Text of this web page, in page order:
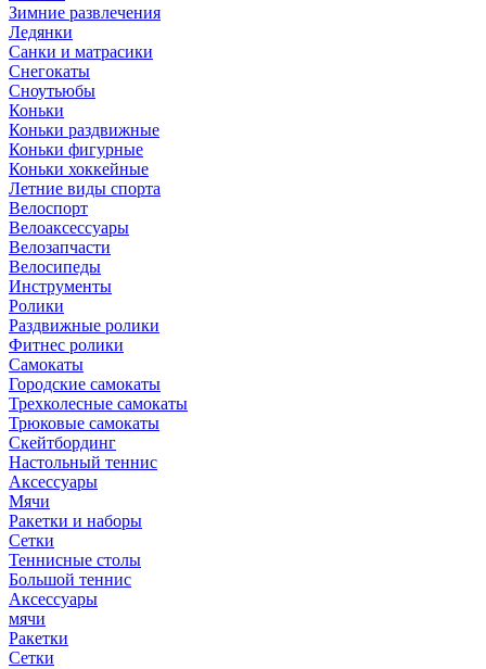
Зимние развлечения
Ледянки
Санки и матрасики
Снегокаты
Сноутьюбы
Коньки
Коньки раздвижные
Коньки фигурные
Коньки хоккейные
Летние виды спорта
Велоспорт
Велоаксессуары
Велозапчасти
Велосипеды
Инструменты
Ролики
Раздвижные ролики
Фитнес ролики
Самокаты
Городские самокаты
Трехколесные самокаты
Трюковые самокаты
Скейтбординг
Настольный теннис
Аксессуары
Мячи
Ракетки и наборы
Сетки
Теннисные столы
Большой теннис
Аксессуары
мячи
Ракетки
Сетки